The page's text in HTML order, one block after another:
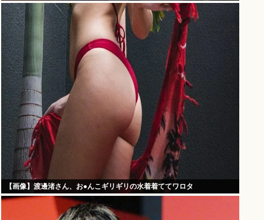
【画像】渡邊渚さん、お●んこギリギリの水着着ててワロタ